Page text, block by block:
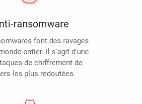
ransomware
font des ravages
entier. Il s'agit d'une
de chiffrement de
les plus redoutées.